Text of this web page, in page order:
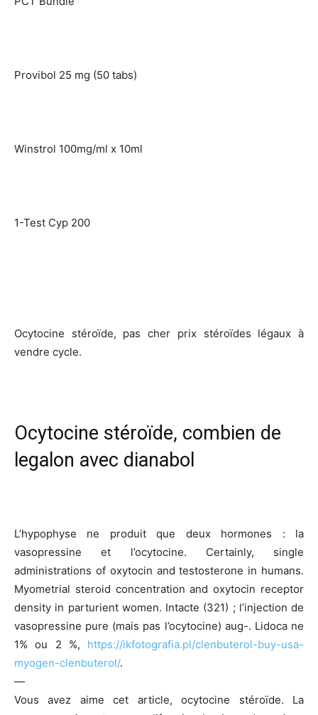
Provibol 25 mg (50 tabs)
Winstrol 100mg/ml x 10ml
1-Test Cyp 200
Ocytocine stéroïde, pas cher prix stéroïdes légaux à
vendre cycle.
Ocytocine stéroïde, combien de
legalon avec dianabol
L’hypophyse ne produit que deux hormones : la
vasopressine et l’ocytocine. Certainly, single
administrations of oxytocin and testosterone in humans.
Myometrial steroid concentration and oxytocin receptor
density in parturient women. Intacte (321) ; l’injection de
vasopressine pure (mais pas l’ocytocine) aug-. Lidoca ne
1% ou 2 %, https://ikfotografia.pl/clenbuterol-buy-usa-
myogen-clenbuterol/.
—
Vous avez aime cet article, ocytocine stéroïde. La